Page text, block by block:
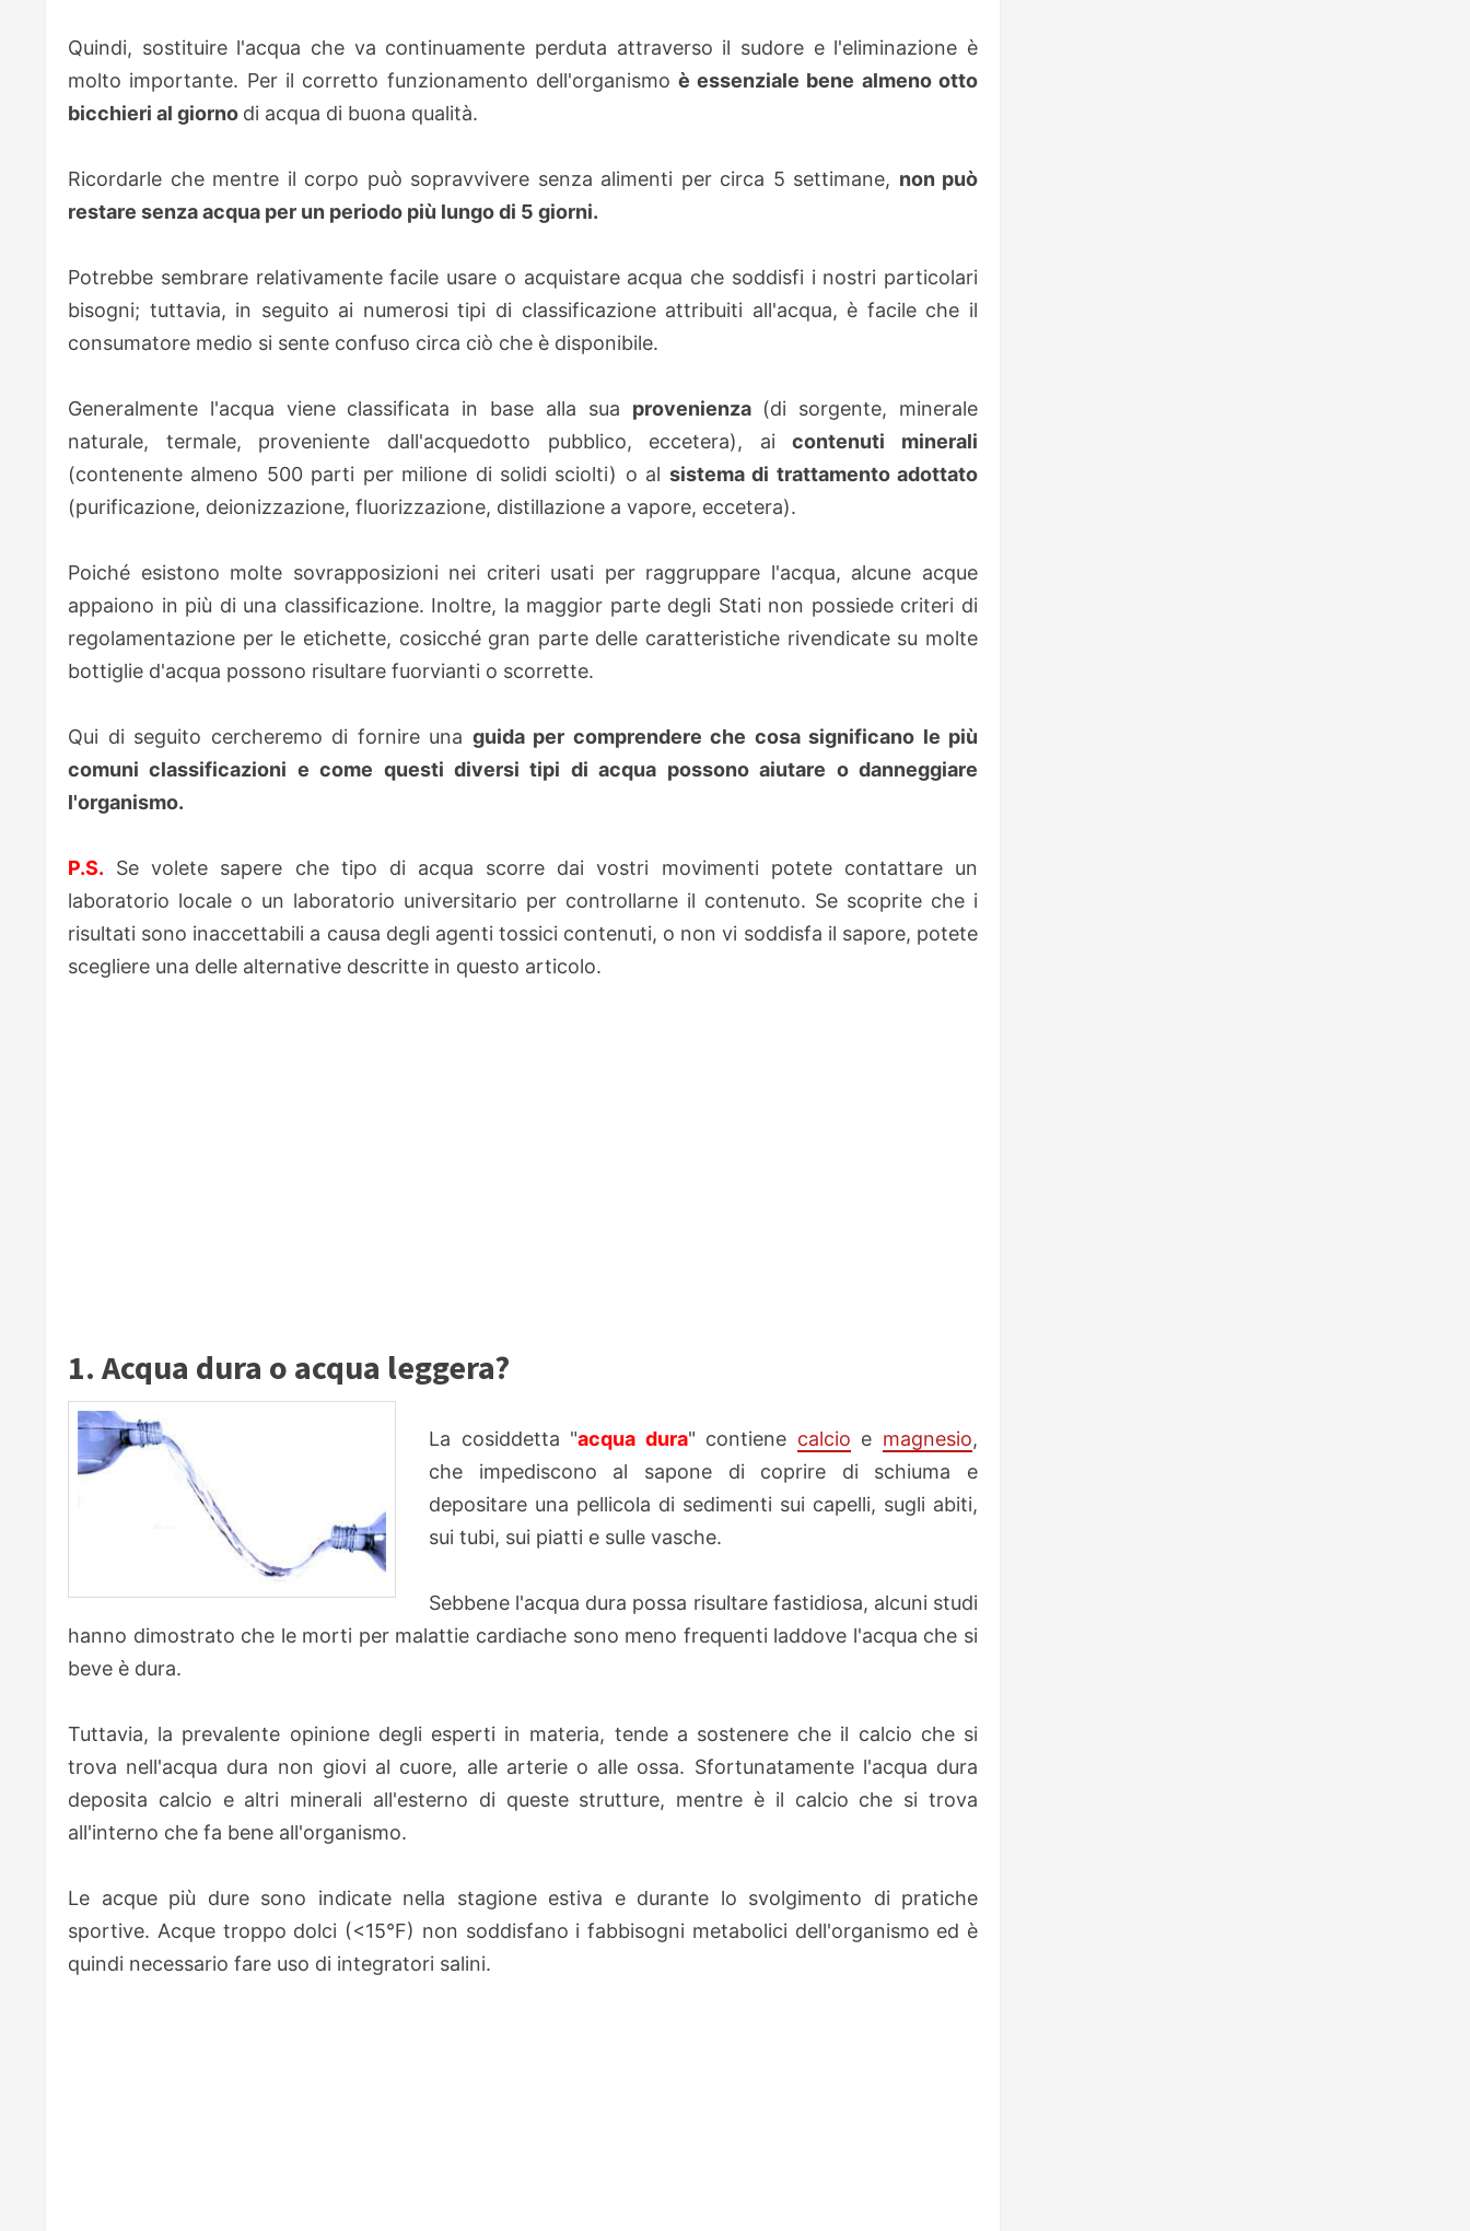
Quindi, sostituire l'acqua che va continuamente perduta attraverso il sudore e l'eliminazione è
molto importante. Per il corretto funzionamento dell'organismo è essenziale bene almeno otto
bicchieri al giorno di acqua di buona qualità.
Ricordarle che mentre il corpo può sopravvivere senza alimenti per circa 5 settimane, non può
restare senza acqua per un periodo più lungo di 5 giorni.
Potrebbe sembrare relativamente facile usare o acquistare acqua che soddisfi i nostri particolari
bisogni; tuttavia, in seguito ai numerosi tipi di classificazione attribuiti all'acqua, è facile che il
consumatore medio si sente confuso circa ciò che è disponibile.
Generalmente l'acqua viene classificata in base alla sua provenienza(di sorgente, minerale
naturale, termale, proveniente dall'acquedotto pubblico, eccetera), aicontenuti minerali
(contenente almeno 500 parti per milione di solidi sciolti) o al sistema di trattamento adottato
(purificazione, deionizzazione, fluorizzazione, distillazione a vapore, eccetera).
Poiché esistono molte sovrapposizioni nei criteri usati per raggruppare l'acqua, alcune acque
appaiono in più di una classificazione. Inoltre, la maggior parte degli Stati non possiede criteri di
regolamentazione per le etichette, cosicché gran parte delle caratteristiche rivendicate su molte
bottiglie d'acqua possono risultare fuorvianti o scorrette.
Qui di seguito cercheremo di fornire una guida per comprendere che cosa significano le più
comuni classificazioni e come questi diversi tipi di acqua possono aiutare o danneggiare
l'organismo.
P.S. Se volete sapere che tipo di acqua scorre dai vostri movimenti potete contattare un
laboratorio locale o un laboratorio universitario per controllarne il contenuto. Se scoprite che i
risultati sono inaccettabili a causa degli agenti tossici contenuti, o non vi soddisfa il sapore, potete
scegliere una delle alternative descritte in questo articolo.
1. Acqua dura o acqua leggera?
La cosiddetta "acqua dura" contiene calcio e magnesio,
che impediscono al sapone di coprire di schiuma e
depositare una pellicola di sedimenti sui capelli, sugli abiti,
sui tubi, sui piatti e sulle vasche.
Sebbene l'acqua dura possa risultare fastidiosa, alcuni studi
hanno dimostrato che le morti per malattie cardiache sono meno frequenti laddove l'acqua che si
beve è dura.
Tuttavia, la prevalente opinione degli esperti in materia, tende a sostenere che il calcio che si
trova nell'acqua dura non giovi al cuore, alle arterie o alle ossa. Sfortunatamente l'acqua dura
deposita calcio e altri minerali all'esterno di queste strutture, mentre è il calcio che si trova
all'interno che fa bene all'organismo.
Le acque più dure sono indicate nella stagione estiva e durante lo svolgimento di pratiche
sportive. Acque troppo dolci (<15°F) non soddisfano i fabbisogni metabolici dell'organismo ed è
quindi necessario fare uso di integratori salini.